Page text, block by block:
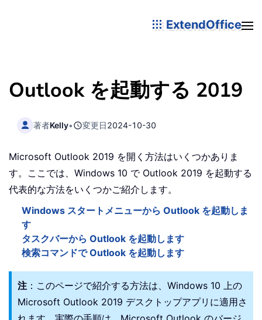
ExtendOffice
Outlook を起動する 2019
著者Kelly• 変更日2024-10-30
Microsoft Outlook 2019 を開く方法はいくつかありま
す。ここでは、Windows 10 で Outlook 2019 を起動する
代表的な方法をいくつかご紹介します。
Windows スタートメニューから Outlook を起動しま
す
タスクバーから Outlook を起動します
検索コマンドで Outlook を起動します
注 ：このページで紹介する方法は、Windows 10 上の
Microsoft Outlook 2019 デスクトップアプリに適用さ